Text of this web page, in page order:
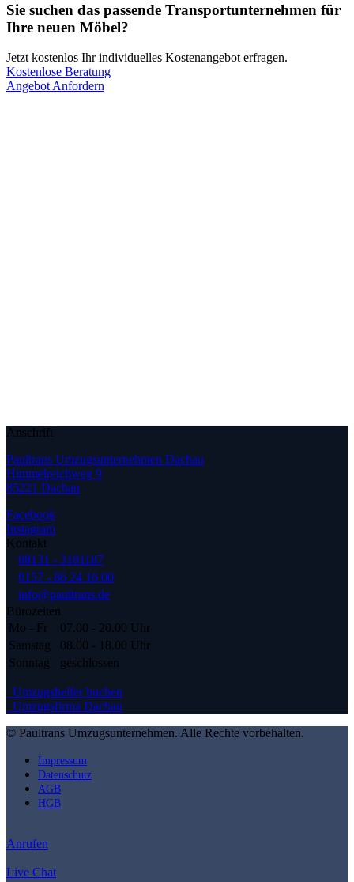
Sie suchen das passende Transportunternehmen für
Ihre neuen Möbel?
Jetzt kostenlos Ihr individuelles Kostenangebot erfragen.
Kostenlose Beratung
Angebot Anfordern
Anschrift
Paultrans Umzugsunternehmen Dachau
Himmelreichweg 9
85221 Dachau
Facebook
Instagram
Kontakt
08131 - 3181187
0157 - 86 24 16 00
info@paultrans.de
Bürozeiten
Mo - Fr
07.00 - 20.00 Uhr
Samstag
08.00 - 18.00 Uhr
Sonntag
geschlossen
Umzugshelfer buchen
Umzugsfirma Dachau
© Paultrans Umzugsunternehmen. Alle Rechte vorbehalten.
Impressum
Datenschutz
AGB
HGB
Anrufen
Live Chat